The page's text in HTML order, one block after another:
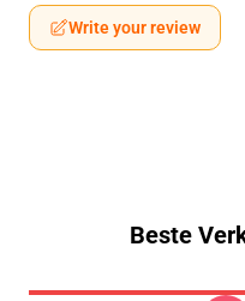
Write your review
Beste